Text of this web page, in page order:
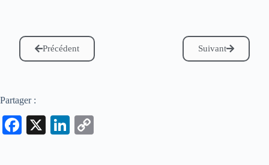
Précédent Suivant
Partager :
Fa
X
Li